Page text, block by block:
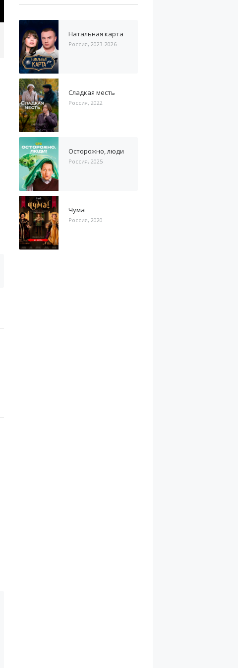
Натальная карта
Россия, 2023-2026
Сладкая месть
Россия, 2022
Осторожно, люди
Россия, 2025
Чума
Россия, 2020